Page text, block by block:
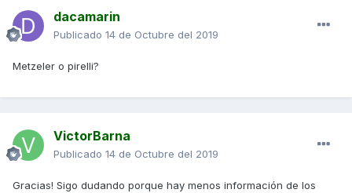
dacamarin
Publicado 14 de Octubre del 2019
Metzeler o pirelli?
VictorBarna
Publicado 14 de Octubre del 2019
Gracias! Sigo dudando porque hay menos información de los